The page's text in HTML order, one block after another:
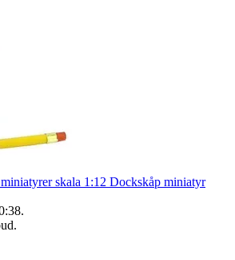
skala 1:12 Dockskåp miniatyr
.
.